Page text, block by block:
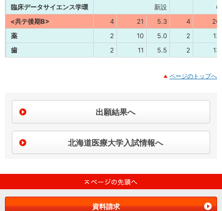
臨床データサイエンス学環
新設
6
<共テ後期B>
4 21 5.3 4
26
薬
2 10 5.0 2
13
歯
2 11 5.5 2 13
ページのトップへ
出願結果へ
北海道医療大学入試情報へ
資料請求